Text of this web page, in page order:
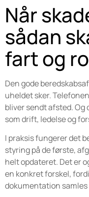
Når
sådan
fart og ro
Den gode
uheldet sker.
bliver sendt afsted. Og
som drift, ledelse og
I praksis fungerer det
styring på de første,
helt opdateret. Det er
en konkret forskel,
dokumentation samles